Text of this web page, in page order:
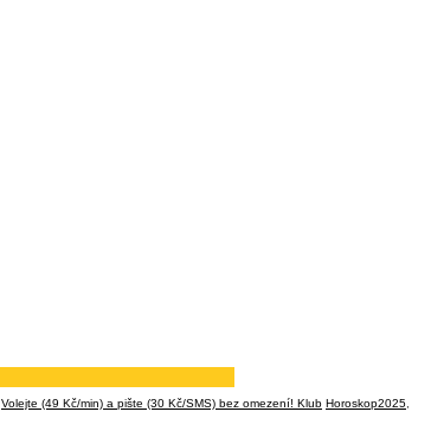
Volejte (49 Kč/min) a pište (30 Kč/SMS) bez omezení! Klub Horoskop2025